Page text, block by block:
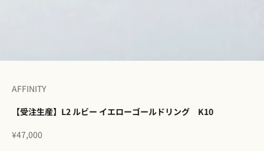
AFFINITY
【受注生産】L2 ルビー イエローゴールドリング K10
セール価格
¥47,000